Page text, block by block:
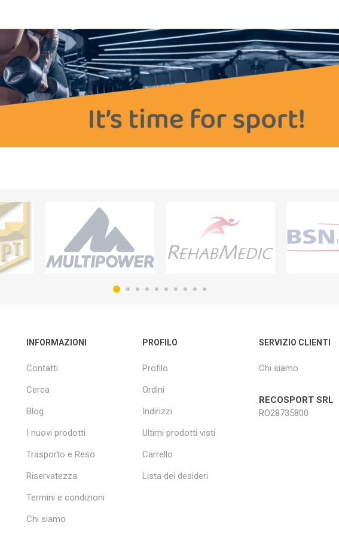
INFORMAZIONI
Contatti
Cerca
Blog
I nuovi prodotti
Trasporto e Reso
Riservatezza
Termini e condizioni
Chi siamo
PROFILO
Profilo
Ordini
Indirizzi
Ultimi prodotti visti
Carrello
Lista dei desideri
SERVIZIO CLIENTI
Chi siamo
RECOSPORT SRL
RO28735800